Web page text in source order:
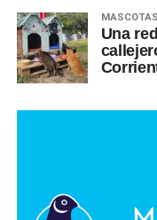
MASCOTAS
Una